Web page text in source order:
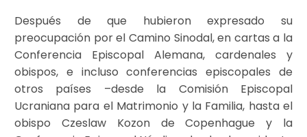
Después de que hubieron expresado su
preocupación por el Camino Sinodal, en cartas a la
Conferencia Episcopal Alemana, cardenales y
obispos, e incluso conferencias episcopales de
otros países –desde la Comisión Episcopal
Ucraniana para el Matrimonio y la Familia, hasta el
obispo Czeslaw Kozon de Copenhague y la